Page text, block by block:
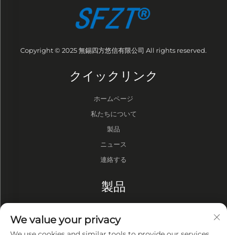
Copyright © 2025 無錫四方悠信有限公司 All rights reserved.
クイックリンク
ホームページ
私たちについて
製品
ニュース
連絡する
製品
バキュームポンプ
We value your privacy